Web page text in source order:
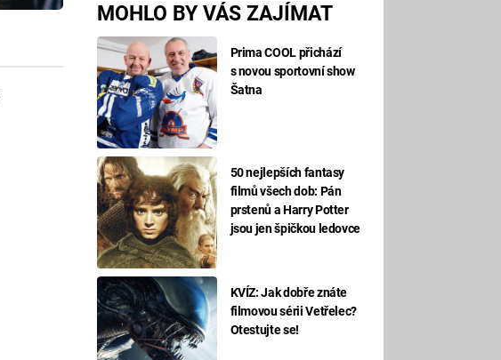
MOHLO BY VÁS ZAJÍMAT
Prima COOL přichází
s novou sportovní show
Šatna
50 nejlepších fantasy
filmů všech dob: Pán
prstenů a Harry Potter
jsou jen špičkou ledovce
KVÍZ: Jak dobře znáte
filmovou sérii Vetřelec?
Otestujte se!